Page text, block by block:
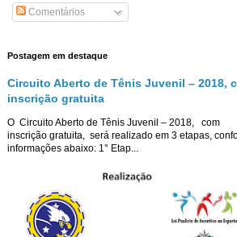
Comentários
Postagem em destaque
Circuito Aberto de Tênis Juvenil – 2018,
inscrição gratuita
O Circuito Aberto de Tênis Juvenil – 2018, com
inscrição gratuita, será realizado em 3 etapas,
informações abaixo: 1° Etap...